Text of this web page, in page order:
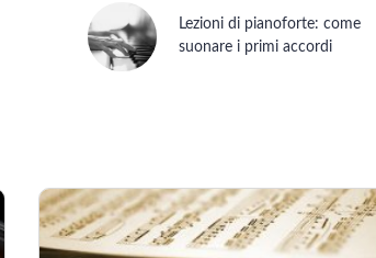
Lezioni di pianoforte: come
suonare i primi accordi